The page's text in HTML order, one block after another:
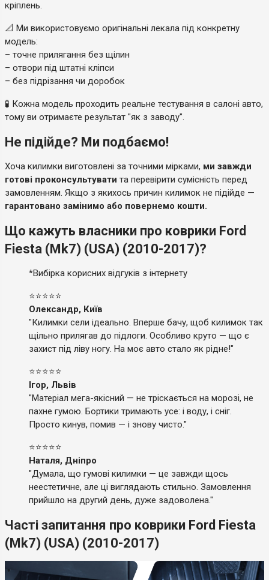
кріплень.
📐 Ми використовуємо оригінальні лекала під конкретну
модель:
– точне прилягання без щілин
– отвори під штатні кліпси
– без підрізання чи доробок
🧪 Кожна модель проходить реальне тестування в салоні авто,
тому ви отримаєте результат "як з заводу".
Не підійде? Ми подбаємо!
Хоча килимки виготовлені за точними мірками, ми завжди
готові проконсультувати та перевірити сумісність перед
замовленням. Якщо з якихось причин килимок не підійде —
гарантовано замінимо або повернемо кошти.
Що кажуть власники про коврики Ford
Fiesta (Mk7) (USA) (2010-2017)?
*Вибірка корисних відгуків з інтернету
⭐⭐⭐⭐⭐
Олександр, Київ
"Килимки сели ідеально. Вперше бачу, щоб килимок так
щільно прилягав до підлоги. Особливо круто — що є
захист під ліву ногу. На моє авто стало як рідне!"
⭐⭐⭐⭐⭐
Ігор, Львів
"Матеріал мега-якісний — не тріскається на морозі, не
пахне гумою. Бортики тримають усе: і воду, і сніг.
Просто кинув, помив — і знову чисто."
⭐⭐⭐⭐⭐
Наталя, Дніпро
"Думала, що гумові килимки — це завжди щось
неестетичне, але ці виглядають стильно. Замовлення
прийшло на другий день, дуже задоволена."
Часті запитання про коврики Ford Fiesta
(Mk7) (USA) (2010-2017)